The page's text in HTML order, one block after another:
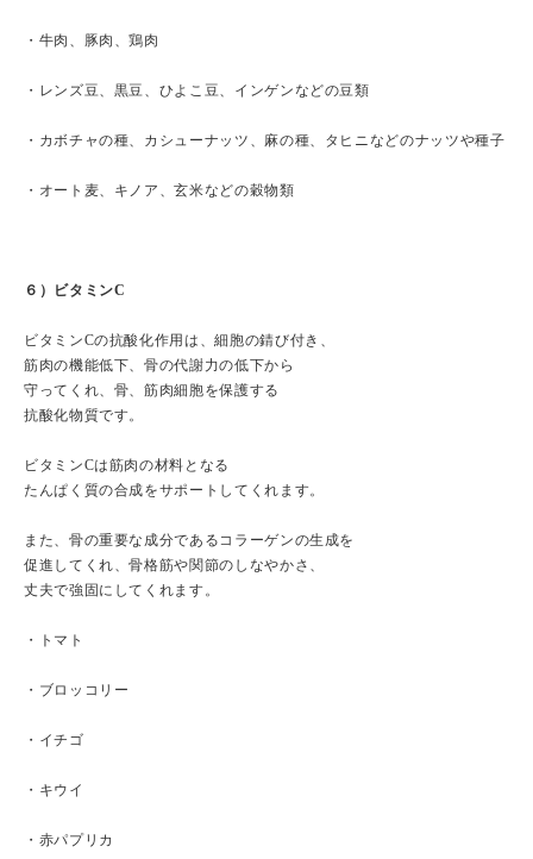
・牛肉、豚肉、鶏肉
・レンズ豆、黒豆、ひよこ豆、インゲンなどの豆類
・カボチャの種、カシューナッツ、麻の種、タヒニなどのナッツや種子
・オート麦、キノア、玄米などの穀物類
６）ビタミンC
ビタミンCの抗酸化作用は、細胞の錆び付き、
筋肉の機能低下、骨の代謝力の低下から
守ってくれ、骨、筋肉細胞を保護する
抗酸化物質です。
ビタミンCは筋肉の材料となる
たんぱく質の合成をサポートしてくれます。
また、骨の重要な成分であるコラーゲンの生成を
促進してくれ、骨格筋や関節のしなやかさ、
丈夫で強固にしてくれます。
・トマト
・ブロッコリー
・イチゴ
・キウイ
・赤パプリカ